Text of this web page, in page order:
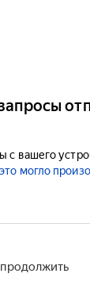
с вашего
могло